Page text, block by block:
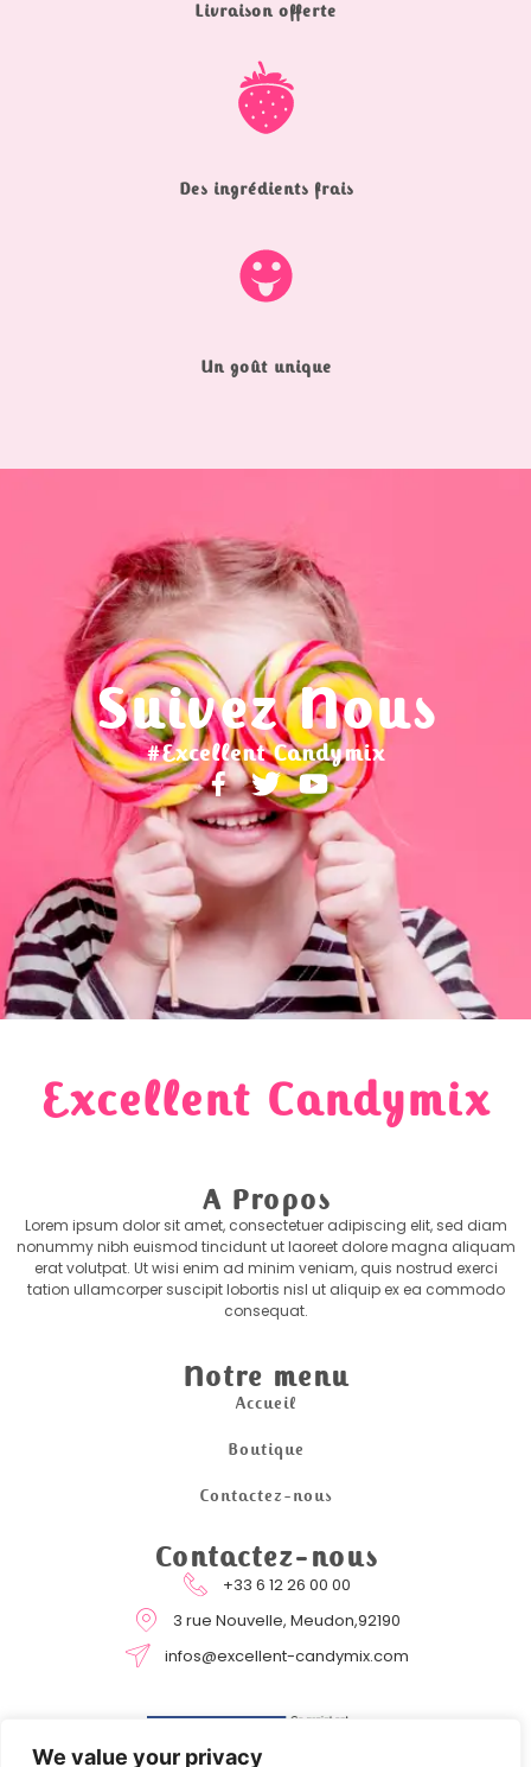
We value your privacy
Livraison offerte
Des ingrédients frais
Un goût unique
Suivez Nous
#Excellent Candymix
Excellent Candymix
A Propos
Lorem ipsum dolor sit amet, consectetuer adipiscing elit, sed diam
nonummy nibh euismod tincidunt ut laoreet dolore magna aliquam
erat volutpat. Ut wisi enim ad minim veniam, quis nostrud exerci
tation ullamcorper suscipit lobortis nisl ut aliquip ex ea commodo
consequat.
Notre menu
Accueil
Boutique
Contactez-nous
Contactez-nous
+33 6 12 26 00 00
3 rue Nouvelle, Meudon,92190
infos@excellent-candymix.com